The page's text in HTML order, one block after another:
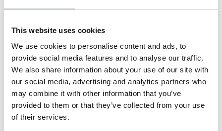
This website uses cookies
We use cookies to personalise content and ads, to
provide social media features and to analyse our traffic.
We also share information about your use of our site with
our social media, advertising and analytics partners who
may combine it with other information that you’ve
provided to them or that they’ve collected from your use
of their services.
pretlampjes...
Lees meer
17 juni, 2026
Blogs